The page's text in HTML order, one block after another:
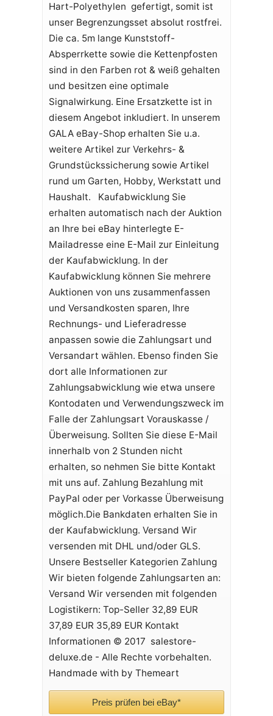
Hart-Polyethylen gefertigt, somit ist
unser Begrenzungsset absolut rostfrei.
Die ca. 5m lange Kunststoff-
Absperrkette sowie die Kettenpfosten
sind in den Farben rot & weiß gehalten
und besitzen eine optimale
Signalwirkung. Eine Ersatzkette ist in
diesem Angebot inkludiert. In unserem
GALA eBay-Shop erhalten Sie u.a.
weitere Artikel zur Verkehrs- &
Grundstückssicherung sowie Artikel
rund um Garten, Hobby, Werkstatt und
Haushalt. Kaufabwicklung Sie
erhalten automatisch nach der Auktion
an Ihre bei eBay hinterlegte E-
Mailadresse eine E-Mail zur Einleitung
der Kaufabwicklung. In der
Kaufabwicklung können Sie mehrere
Auktionen von uns zusammenfassen
und Versandkosten sparen, Ihre
Rechnungs- und Lieferadresse
anpassen sowie die Zahlungsart und
Versandart wählen. Ebenso finden Sie
dort alle Informationen zur
Zahlungsabwicklung wie etwa unsere
Kontodaten und Verwendungszweck im
Falle der Zahlungsart Vorauskasse /
Überweisung. Sollten Sie diese E-Mail
innerhalb von 2 Stunden nicht
erhalten, so nehmen Sie bitte Kontakt
mit uns auf. Zahlung Bezahlung mit
PayPal oder per Vorkasse Überweisung
möglich.Die Bankdaten erhalten Sie in
der Kaufabwicklung. Versand Wir
versenden mit DHL und/oder GLS.
Unsere Bestseller Kategorien Zahlung
Wir bieten folgende Zahlungsarten an:
Versand Wir versenden mit folgenden
Logistikern: Top-Seller 32,89 EUR
37,89 EUR 35,89 EUR Kontakt
Informationen © 2017 salestore-
deluxe.de - Alle Rechte vorbehalten.
Handmade with by Themeart
Preis prüfen bei eBay*